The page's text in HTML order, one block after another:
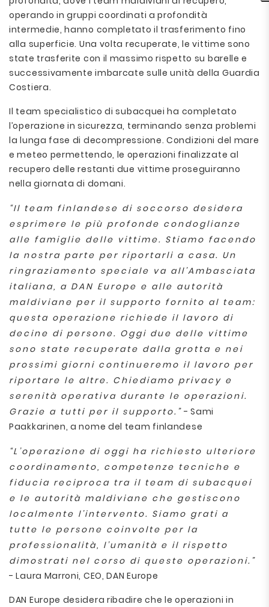
operando in gruppi coordinati a profondità
intermedie, hanno completato il trasferimento fino
alla superficie. Una volta recuperate, le vittime sono
state trasferite con il massimo rispetto su barelle e
successivamente imbarcate sulle unità della Guardia
Costiera.
Il team specialistico di subacquei ha completato
l’operazione in sicurezza, terminando senza problemi
la lunga fase di decompressione. Condizioni del mare
e meteo permettendo, le operazioni finalizzate al
recupero delle restanti due vittime proseguiranno
nella giornata di domani.
“Il team finlandese di soccorso desidera
esprimere le più profonde condoglianze
alle famiglie delle vittime. Stiamo facendo
la nostra parte per riportarli a casa. Un
ringraziamento speciale va all’Ambasciata
italiana, a DAN Europe e alle autorità
maldiviane per il supporto fornito al team:
questa operazione richiede il lavoro di
decine di persone. Oggi due delle vittime
sono state recuperate dalla grotta e nei
prossimi giorni continueremo il lavoro per
riportare le altre. Chiediamo privacy e
serenità operativa durante le operazioni.
Grazie a tutti per il supporto.” - Sami
Paakkarinen, a nome del team finlandese
“L’operazione di oggi ha richiesto ulteriore
coordinamento, competenze tecniche e
fiducia reciproca tra il team di subacquei
e le autorità maldiviane che gestiscono
localmente l’intervento. Siamo grati a
tutte le persone coinvolte per la
professionalità, l’umanità e il rispetto
dimostrati nel corso di queste operazioni.”
- Laura Marroni, CEO, DAN Europe
DAN Europe desidera ribadire che le operazioni in